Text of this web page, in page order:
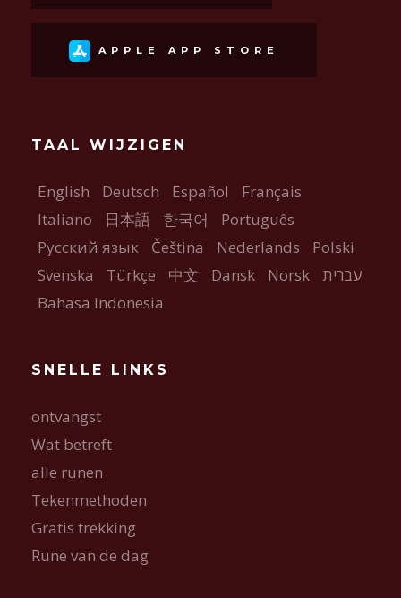
APPLE APP STORE
TAAL WIJZIGEN
English Deutsch Español
Français
Italiano
日本語 한국어
Português
Русский язык
Čeština Nederlands
Polski
Svenska
Türkçe 中文 Dansk Norsk
עברית
Bahasa Indonesia
SNELLE LINKS
ontvangst
Wat betreft
alle runen
Tekenmethoden
Gratis trekking
Rune van de dag